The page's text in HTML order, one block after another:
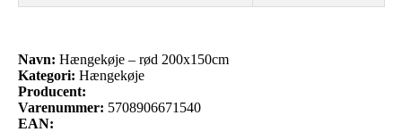
Navn: Hængekøje – rød 200x150cm
Kategori: Hængekøje
Producent:
Varenummer: 5708906671540
EAN: